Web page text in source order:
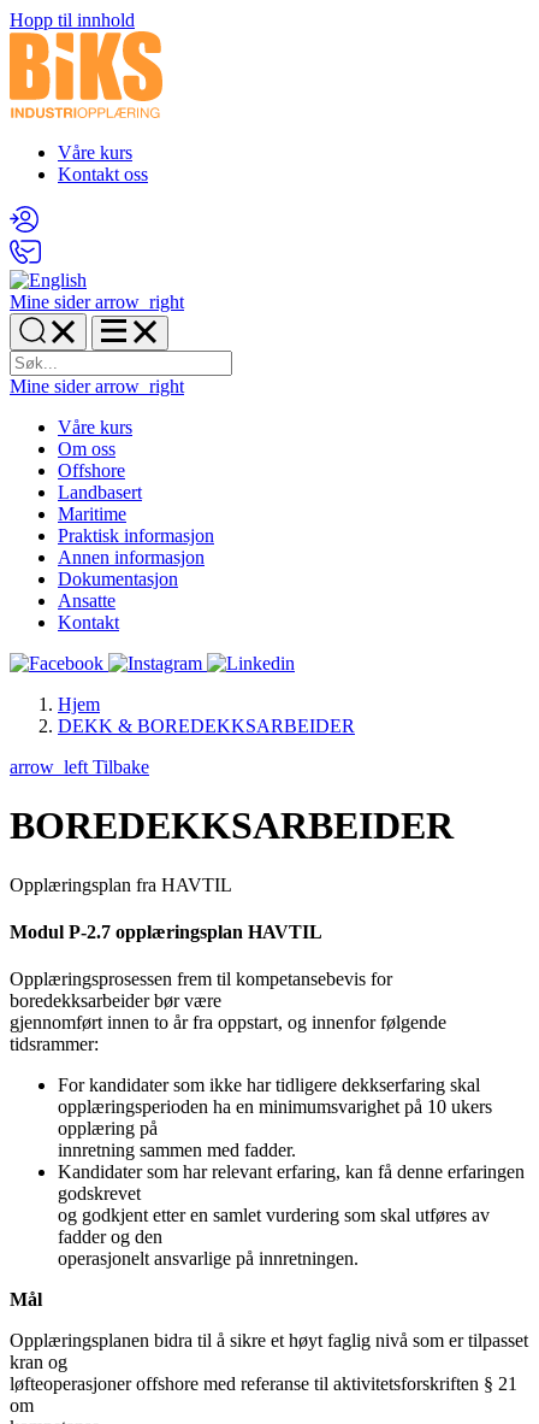
Hopp til innhold
Våre kurs
Kontakt oss
Mine sider arrow_right
Mine sider arrow_right
Våre kurs
Om oss
Offshore
Landbasert
Maritime
Praktisk informasjon
Annen informasjon
Dokumentasjon
Ansatte
Kontakt
Hjem
DEKK & BOREDEKKSARBEIDER
arrow_left Tilbake
BOREDEKKSARBEIDER
Opplæringsplan fra HAVTIL
Modul P-2.7 opplæringsplan HAVTIL
Opplæringsprosessen frem til kompetansebevis for
boredekksarbeider bør være
gjennomført innen to år fra oppstart, og innenfor følgende
tidsrammer:
For kandidater som ikke har tidligere dekkserfaring skal
opplæringsperioden ha en minimumsvarighet på 10 ukers
opplæring på
innretning sammen med fadder.
Kandidater som har relevant erfaring, kan få denne erfaringen
godskrevet
og godkjent etter en samlet vurdering som skal utføres av
fadder og den
operasjonelt ansvarlige på innretningen.
Mål
Opplæringsplanen bidra til å sikre et høyt faglig nivå som er tilpasset
kran og
løfteoperasjoner offshore med referanse til aktivitetsforskriften § 21
om